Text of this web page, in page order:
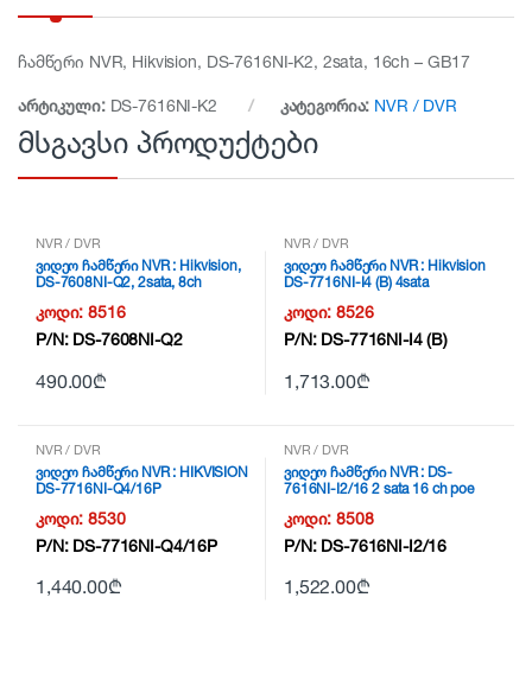
ჩამწერი NVR, Hikvision, DS-7616NI-K2, 2sata, 16ch – GB17
არტიკული: DS-7616NI-K2 კატეგორია: NVR / DVR
მსგავსი პროდუქტები
NVR / DVR
ვიდეო ჩამწერი NVR : Hikvision,
DS-7608NI-Q2, 2sata, 8ch
კოდი:8516
P/N: DS-7608NI-Q2
490.00₾
NVR / DVR
ვიდეო ჩამწერი NVR : Hikvision
DS-7716NI-I4 (B) 4sata
კოდი:8526
P/N: DS-7716NI-I4 (B)
1,713.00₾
NVR / DVR
ვიდეო ჩამწერი NVR : HIKVISION
DS-7716NI-Q4/16P
კოდი:8530
P/N: DS-7716NI-Q4/16P
1,440.00₾
NVR / DVR
ვიდეო ჩამწერი NVR : DS-
7616NI-I2/16 2 sata 16 ch poe
კოდი:8508
P/N: DS-7616NI-I2/16
1,522.00₾